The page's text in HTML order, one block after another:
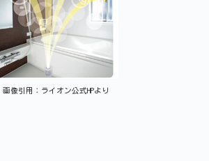
画像引用：ライオン公式HPより